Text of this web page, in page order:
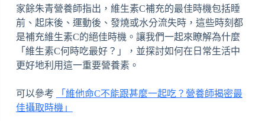
家餘朱青營養師指出，維生素C補充的最佳時機包括睡
前、起床後、運動後、發燒或水分流失時，這些時刻都
是補充維生素C的絕佳時機。讓我們一起來瞭解為什麼
「維生素C何時吃最好？」，並探討如何在日常生活中
更好地利用這一重要營養素。
可以參考
「維他命C不能跟甚麼一起吃？營養師揭密最
佳攝取時機」